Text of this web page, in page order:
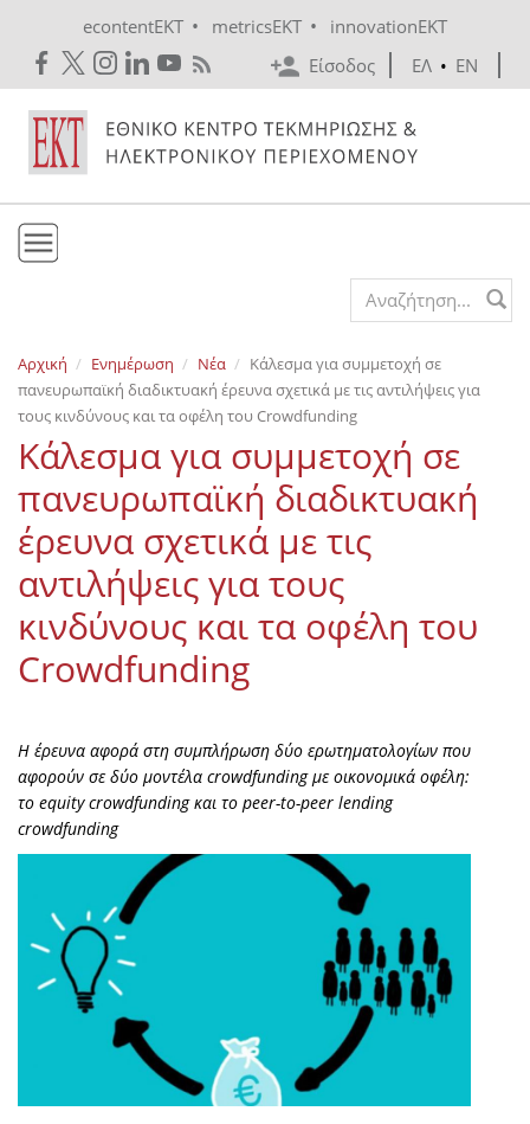
econtentEKT • metricsEKT •
innovationEKT
Είσοδος
ΕΛ • EN
Εκδόσεις
Ενημέρωση
Επικοινωνία
Search form
Αρχική Ενημέρωση Νέα
Κάλεσμα για συμμετοχή σε
πανευρωπαϊκή διαδικτυακή έρευνα σχετικά με τις αντιλήψεις για
τους κινδύνους και τα οφέλη του Crowdfunding
Κάλεσμα για συμμετοχή σε
πανευρωπαϊκή διαδικτυακή
έρευνα σχετικά με τις
αντιλήψεις για τους
κινδύνους και τα οφέλη του
Crowdfunding
Η έρευνα αφορά στη συμπλήρωση δύο ερωτηματολογίων που
αφορούν σε δύο μοντέλα crowdfunding με οικονομικά οφέλη:
το equity crowdfunding και το peer-to-peer lending
crowdfunding